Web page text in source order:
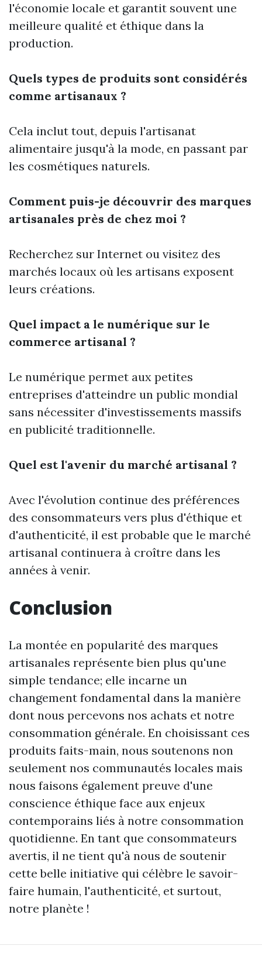
l'économie locale et garantit souvent une
meilleure qualité et éthique dans la
production.
Quels types de produits sont considérés
comme artisanaux ?
Cela inclut tout, depuis l'artisanat
alimentaire jusqu'à la mode, en passant par
les cosmétiques naturels.
Comment puis-je découvrir des marques
artisanales près de chez moi ?
Recherchez sur Internet ou visitez des
marchés locaux où les artisans exposent
leurs créations.
Quel impact a le numérique sur le
commerce artisanal ?
Le numérique permet aux petites
entreprises d'atteindre un public mondial
sans nécessiter d'investissements massifs
en publicité traditionnelle.
Quel est l'avenir du marché artisanal ?
Avec l'évolution continue des préférences
des consommateurs vers plus d'éthique et
d'authenticité, il est probable que le marché
artisanal continuera à croître dans les
années à venir.
Conclusion
La montée en popularité des marques
artisanales représente bien plus qu'une
simple tendance; elle incarne un
changement fondamental dans la manière
dont nous percevons nos achats et notre
consommation générale. En choisissant ces
produits faits-main, nous soutenons non
seulement nos communautés locales mais
nous faisons également preuve d'une
conscience éthique face aux enjeux
contemporains liés à notre consommation
quotidienne. En tant que consommateurs
avertis, il ne tient qu'à nous de soutenir
cette belle initiative qui célèbre le savoir-
faire humain, l'authenticité, et surtout,
notre planète !